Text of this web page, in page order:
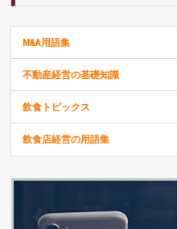
M&A用語集
不動産経営の基礎知識
飲食トピックス
飲食店経営の用語集